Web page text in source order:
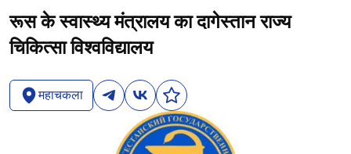
रूस के स्वास्थ्य मंत्रालय का दागेस्तान राज्य
चिकित्सा विश्वविद्यालय
महाचकला